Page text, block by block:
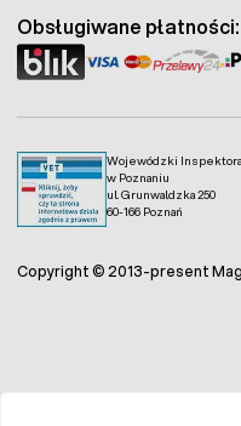
Wojewódzki
w Poznaniu
ul. Grunwaldzka 250
60-166 Poznań
Obsługiwane płatności:
Copyright © 2013-present